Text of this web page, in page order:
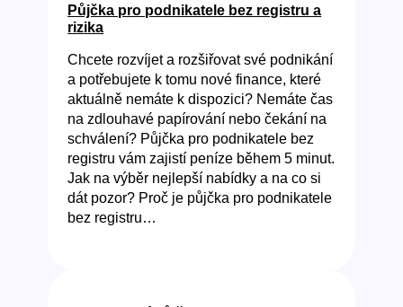
Půjčka pro podnikatele bez registru a
rizika
Chcete rozvíjet a rozšiřovat své podnikání
a potřebujete k tomu nové finance, které
aktuálně nemáte k dispozici? Nemáte čas
na zdlouhavé papírování nebo čekání na
schválení? Půjčka pro podnikatele bez
registru vám zajistí peníze během 5 minut.
Jak na výběr nejlepší nabídky a na co si
dát pozor? Proč je půjčka pro podnikatele
bez registru…